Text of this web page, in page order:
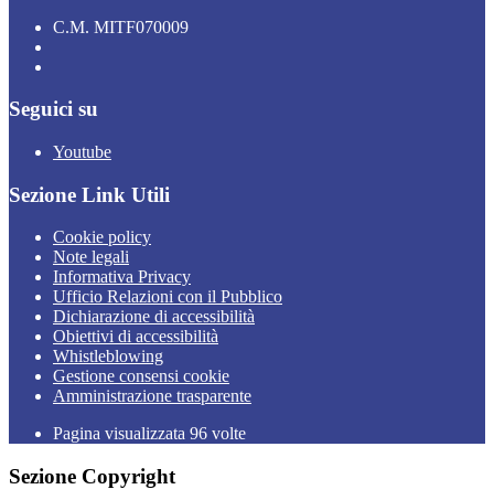
C.M. MITF070009
Seguici su
Youtube
Sezione Link Utili
Cookie policy
Note legali
Informativa Privacy
Ufficio Relazioni con il Pubblico
Dichiarazione di accessibilità
Obiettivi di accessibilità
Whistleblowing
Gestione consensi cookie
Amministrazione trasparente
Pagina visualizzata 96 volte
Sezione Copyright